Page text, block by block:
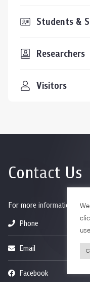
Students &
Researchers
Visitors
Contact Us
For more information
Phone
Email
Facebook